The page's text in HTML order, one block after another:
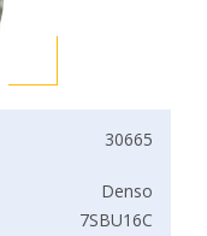
30665
Denso
7SBU16C